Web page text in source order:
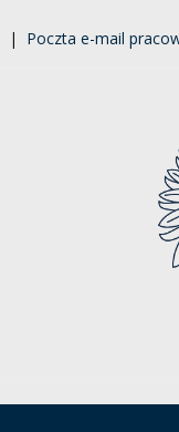
| Poczta e-mail